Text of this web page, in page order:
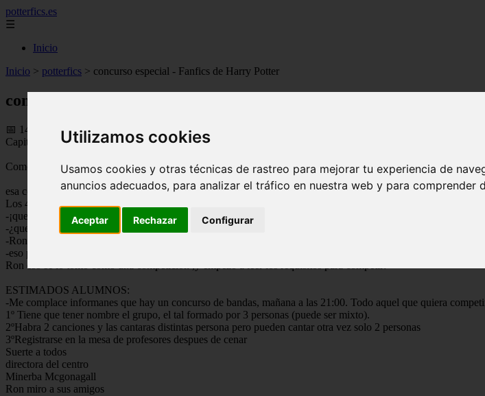
Utilizamos cookies
Usamos cookies y otras técnicas de rastreo para mejorar tu experiencia de
anuncios adecuados, para analizar el tráfico en nuestra web y para comprender
Aceptar Rechazar Configurar
potterfics.es
☰
Inicio
Inicio > potterfics > concurso especial - Fanfics de Harry Potter
concurso especial - Fanfics de Harry Potter
📅 14/08/2025
Capitulo 1: Preparaciones
Como un día normal en Howarts, despues de haber hecho los deberes, los 4 amigos se sentaron enfrente de
esa conversacion fue interrumpida por unos gritos.
Los 4 se levanaron de sus sitios y se dirigieron a el lugar de la sala donde se produdian los gritos
-¡que bien!-dijo dean
-¿que ocurre Dean?-pregunto Ron al verlo como saltaba como un niño pequeño
-Ron hay un concurso de bandas y seguro que ganara mi equipo-dijo el-os presento a Mike el bateria y a
-eso porque no oistes a Hermione tocando-dijo Ron a lo que Hermione se ponia roja
Ron eso se lo tomo como una competicion ,y empezo a leer los requisitos para competir:
ESTIMADOS ALUMNOS:
-Me complace informanes que hay un concurso de bandas, mañana a las 21:00. Todo aquel que quiera
1º Tiene que tener nombre el grupo, el tal formado por 3 personas (puede ser mixto).
2ºHabra 2 canciones y las cantaras distintas persona pero pueden cantar otra vez solo 2 personas
3ºRegistrarse en la mesa de profesores despues de cenar
Suerte a todos
directora del centro
Minerba Mcgonagall
Ron miro a sus amigos